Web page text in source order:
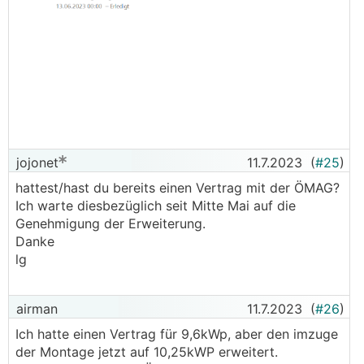
jojonet 11.7.2023 (#25)
hattest/hast du bereits einen Vertrag mit der ÖMAG?
Ich warte diesbezüglich seit Mitte Mai auf die
Genehmigung der Erweiterung.
Danke
lg
airman 11.7.2023 (#26)
Ich hatte einen Vertrag für 9,6kWp, aber den imzuge
der Montage jetzt auf 10,25kWP erweitert.